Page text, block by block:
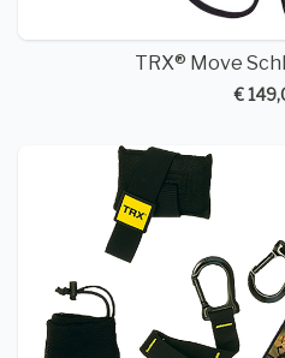
TRX® Move
€